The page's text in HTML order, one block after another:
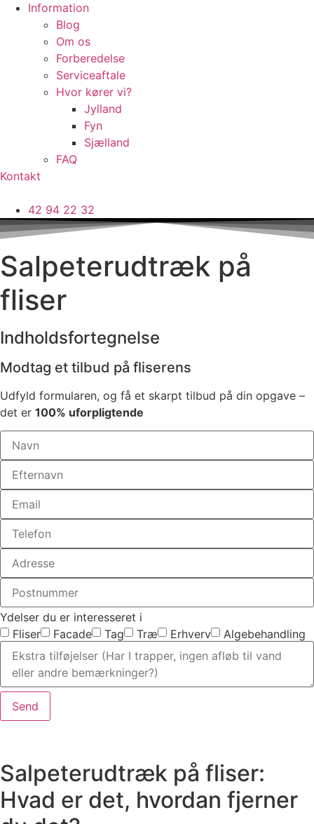
Information
Blog
Om os
Forberedelse
Serviceaftale
Hvor kører vi?
Jylland
Fyn
Sjælland
FAQ
Kontakt
42 94 22 32
Salpeterudtræk på
fliser
Indholdsfortegnelse
Modtag et tilbud på fliserens
Udfyld formularen, og få et skarpt tilbud på din opgave –
det er 100% uforpligtende
Ydelser du er interesseret i
Fliser
Facade Tag Træ Erhverv Algebehandling
Send
Salpeterudtræk på fliser:
Hvad er det, hvordan fjerner